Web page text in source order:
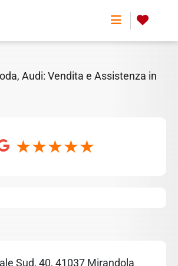
Audi: Vendita e Assistenza in
Sud, 40, 41037 Mirandola